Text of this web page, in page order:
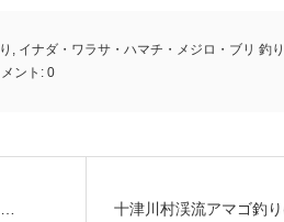
イナダ・ワラサ・ハマチ・メジロ・ブリ 釣り
メント: 0
十津川村渓流アマゴ釣